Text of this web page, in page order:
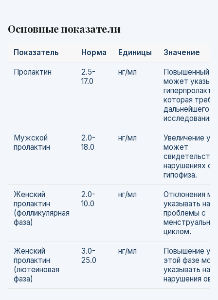
Основные показатели
Показатель Норма Единицы Значение
Пролактин
2.5-
17.0
нг/мл
Повышенный
может
которая
дальнейшего
исследования.
Мужской
пролактин
2.0-
18.0
нг/мл
Увеличение
может
нарушениях
гипофиза.
Женский
пролактин
(фолликулярная
фаза)
2.0-
10.0
нг/мл
Отклонения
указывать на
проблемы с
циклом.
Женский
пролактин
(лютеиновая
фаза)
3.0-
25.0
нг/мл
Повышение
этой фазе
указывать на
нарушения